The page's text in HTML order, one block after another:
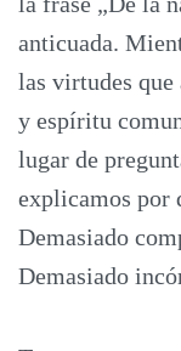
anticuada.
las virtudes
y espíritu
lugar de
explicamos por
Demasiado
Demasiado